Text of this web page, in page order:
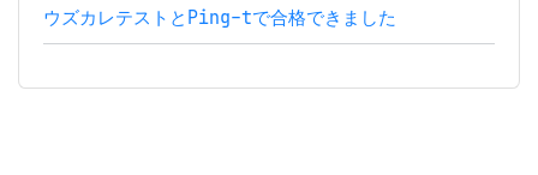
ウズカレテストとPing-tで合格できました